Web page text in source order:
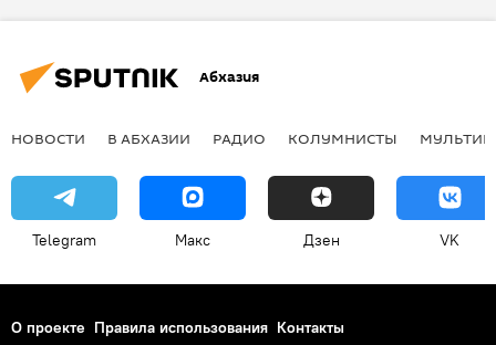
Абхазия
НОВОСТИ В АБХАЗИИ РАДИО КОЛУМНИСТЫ
Telegram Макс Дзен VK
О проекте Правила использования Контакты